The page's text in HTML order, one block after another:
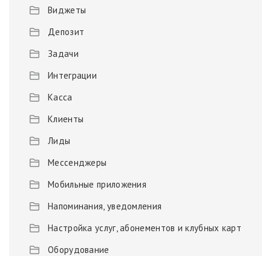
Виджеты
Депозит
Задачи
Интеграции
Касса
Клиенты
Лиды
Мессенджеры
Мобильные приложения
Напоминания, уведомления
Настройка услуг, абонементов и клубных карт
Оборудование